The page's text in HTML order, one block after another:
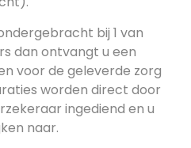
bij 1 van
dan ontvangt u een
voor de geleverde zorg
worden direct door
ingediend en u
naar.